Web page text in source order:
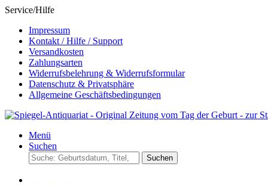
Service/Hilfe
Impressum
Kontakt / Hilfe / Support
Versandkosten
Zahlungsarten
Widerrufsbelehrung & Widerrufsformular
Datenschutz & Privatsphäre
Allgemeine Geschäftsbedingungen
Menü
Suchen
Suchen